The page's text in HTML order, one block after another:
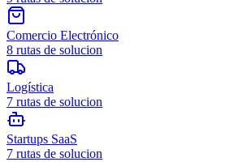
Comercio Electrónico
8 rutas de solucion
Logística
7 rutas de solucion
Startups SaaS
7 rutas de solucion